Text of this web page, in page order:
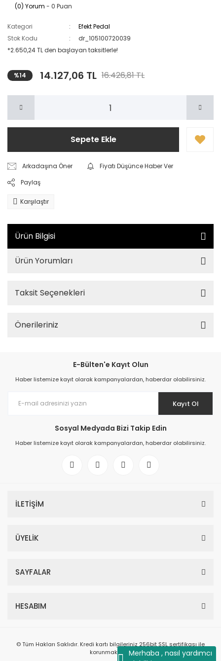
Merhaba , nasıl yardımcı
(0) Yorum - 0 Puan
Kategori
Efekt Pedal
Stok Kodu
dr_105100720039
*2.650,24 TL den başlayan taksitlerle!
%14 14.127,06 TL 16.426,81 TL
Sepete Ekle
Arkadaşına Öner
Fiyatı Düşünce Haber Ver
Paylaş
Karşılaştır
Ürün Bilgisi
Ürün Yorumları
Taksit Seçenekleri
Önerileriniz
E-Bülten'e Kayıt Olun
Haber listemize kayıt olarak kampanyalardan, haberdar olabilirsiniz.
Kayıt Ol
Sosyal Medyada Bizi Takip Edin
Haber listemize kayıt olarak kampanyalardan, haberdar olabilirsiniz.
İLETİŞİM
ÜYELİK
SAYFALAR
HESABIM
© Tüm Hakları Saklıdır. Kredi kartı bilgileriniz 256bit SSL sertifikası ile
korunmaktadır.